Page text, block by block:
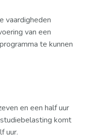
vaardigheden
van een
te kunnen
en een half uur
komt
uur.